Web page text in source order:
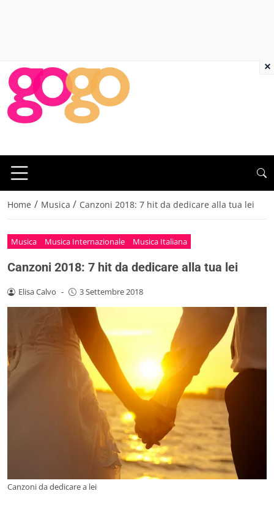
Home / Musica / Canzoni 2018: 7 hit da dedicare alla tua lei
Musica Musica Internazionale Musica Italiana
Canzoni 2018: 7 hit da dedicare alla tua lei
Elisa Calvo - 3 Settembre 2018
Canzoni da dedicare a lei
×